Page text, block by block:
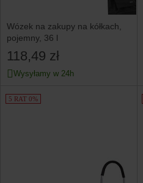
Wózek na zakupy na kółkach,
pojemny, 36 l
118,49 zł
Wysyłamy w 24h
5 RAT 0%